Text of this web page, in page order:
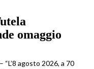
omaggio
“L’8 agosto 2026, a 70